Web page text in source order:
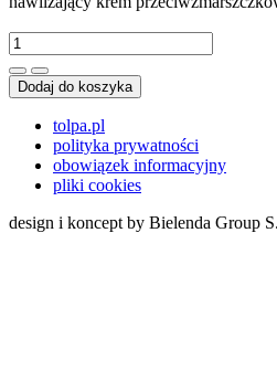
Dodaj do koszyka
tolpa.pl
polityka prywatności
obowiązek informacyjny
pliki cookies
design i koncept by Bielenda Group